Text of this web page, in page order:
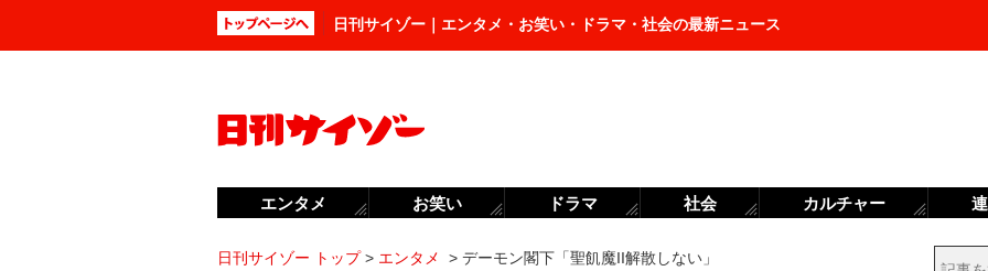
日刊サイゾー｜エンタメ・お笑い・ドラマ・社会の最新ニュース
日刊サイゾー トップ> エンタメ > デーモン閣下「聖飢魔II解散しない」
エンタメ お笑い ドラマ 社会 カルチャー